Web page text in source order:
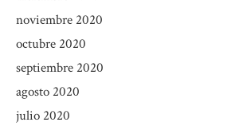
noviembre 2020
octubre 2020
septiembre 2020
agosto 2020
julio 2020